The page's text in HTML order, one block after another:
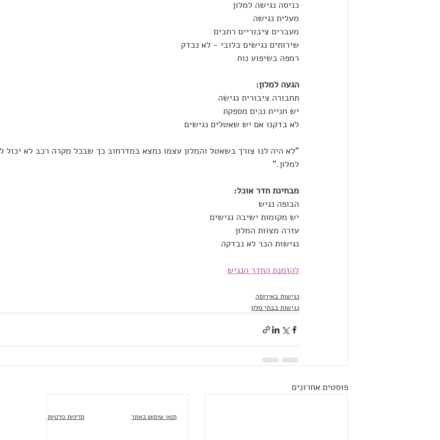
כניסה נגישה למלון
מעלית נגישה
מעברים ציבוריים רחבים
שירותים נגישים בלובי - לא נבדק
רמפה בשיפוע נוח
הגעה למלון:
תחבורה ציבורית נגישה
יש חניית נכים מספקת
לא בדקנו אם יש שאטלים נגישים
"לא היה לנו צורך בשאטל והמלון עצמו נמצא במדרחוב כך שבכל מקרה רכב לא יכול
למלון."
מבחינת חדר אוכל:
הבופה נגיש
יש מקומות ישיבה נגישים
עזרה מצוות המלון
נגישות הבר לא נבדקה
להזמנת החדר הנגיש
נגישות באירופה
נגישות בבתי מלון
פוסטים אחרונים
מדיניות פרטיות תנאי שימוש באתר